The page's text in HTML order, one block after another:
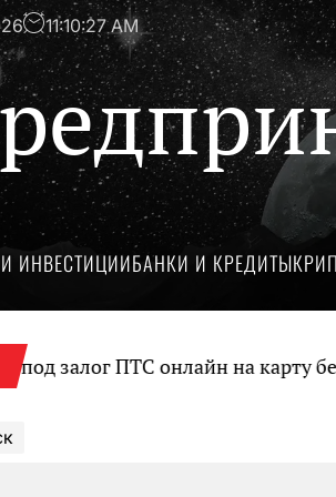
11:10:28 AM
ИНВЕСТИЦИИБАНКИ И КРЕДИТЫ
залог ПТС онлайн на карту без